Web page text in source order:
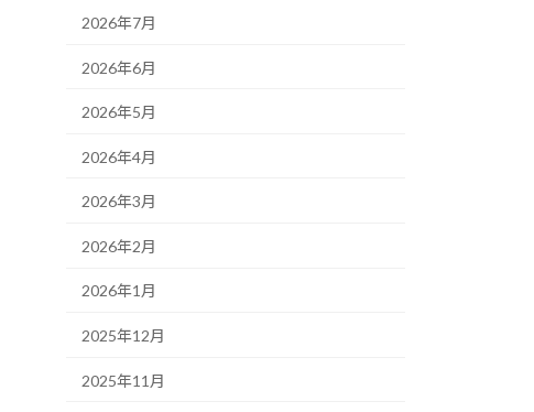
2026年7月
2026年6月
2026年5月
2026年4月
2026年3月
2026年2月
2026年1月
2025年12月
2025年11月